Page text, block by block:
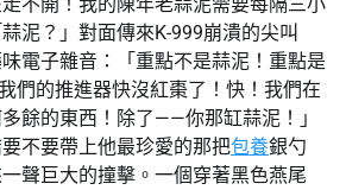
泥？」對面傳來K-999崩潰的尖叫
電子雜音：「重點不是蒜泥！重點是
們的推進器快沒紅棗了！快！我們在
餘的東西！除了——你那缸蒜泥！」
不要帶上他最珍愛的那把包養銀勺
聲巨大的撞擊。一個穿著黑色燕尾